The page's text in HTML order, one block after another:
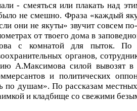
- смеяться или плакать над
не смешно. Фраза «каждый
они не якуты» звучит совсем
от твоего дома в
с комнатой для пыток. По
органов,
А.Максимова силой вывозят в
и политических
по душам». По рассказам
и кладбище со свежими